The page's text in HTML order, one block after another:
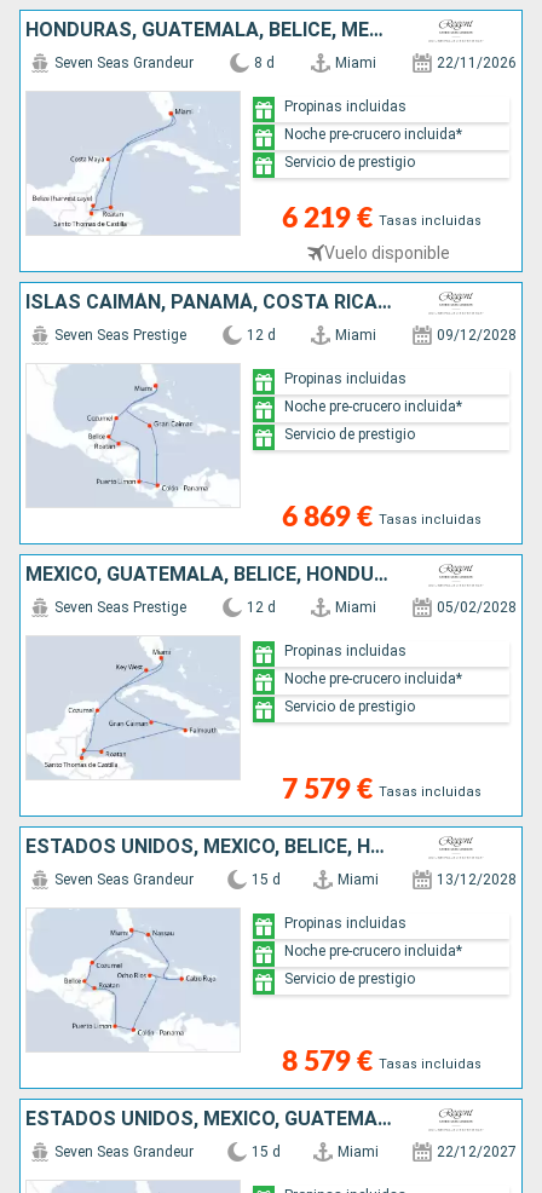
HONDURAS, GUATEMALA, BELICE, MÉXICO, ESTADOS UNIDOS
Seven Seas Grandeur 8 d Miami 22/11/2026
6 219 € Tasas incluidas
Vuelo disponible
Propinas incluidas
Noche pre-crucero incluida*
Servicio de prestigio
ISLAS CAIMÁN, PANAMÁ, COSTA RICA, HONDURAS, BELICE, MÉXICO, ESTADOS UNIDOS
Seven Seas Prestige 12 d Miami 09/12/2028
6 869 € Tasas incluidas
Propinas incluidas
Noche pre-crucero incluida*
Servicio de prestigio
MÉXICO, GUATEMALA, BELICE, HONDURAS, JAMAICA, ISLAS CAIMÁN, ESTADOS UNIDOS
Seven Seas Prestige 12 d Miami 05/02/2028
7 579 € Tasas incluidas
Propinas incluidas
Noche pre-crucero incluida*
Servicio de prestigio
ESTADOS UNIDOS, MÉXICO, BELICE, HONDURAS, COSTA RICA, PANAMÁ, JAMAICA, REPÚBLICA DOMINICANA, BAHAMAS
Seven Seas Grandeur 15 d Miami 13/12/2028
8 579 € Tasas incluidas
Propinas incluidas
Noche pre-crucero incluida*
Servicio de prestigio
ESTADOS UNIDOS, MÉXICO, GUATEMALA, BELICE, HONDURAS, COSTA RICA, PANAMÁ, JAMAICA, ISLAS CAIMÁN
Seven Seas Grandeur 15 d Miami 22/12/2027